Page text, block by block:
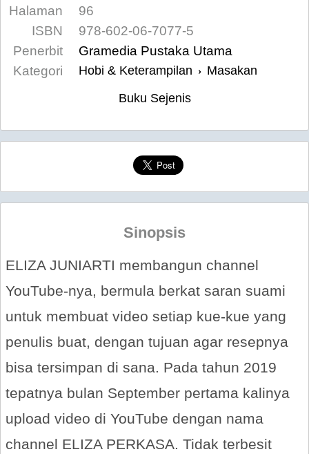
Halaman
96
ISBN
978-602-06-7077-5
Penerbit
Gramedia Pustaka Utama
Kategori
Hobi & Keterampilan › Masakan
Buku Sejenis
Sinopsis
ELIZA JUNIARTI membangun channel
YouTube-nya, bermula berkat saran suami
untuk membuat video setiap kue-kue yang
penulis buat, dengan tujuan agar resepnya
bisa tersimpan di sana. Pada tahun 2019
tepatnya bulan September pertama kalinya
upload video di YouTube dengan nama
channel ELIZA PERKASA. Tidak terbesit